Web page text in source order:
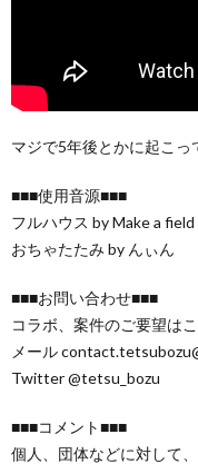
マジで5年後とかに起こっ
■■■使用音源■■■
フルハウス by Make a
おちゃたたみ by んぃん
■■■お問い合わせ■■■
コラボ、案件のご要望は
メール
Twitter @tetsu_bozu
■■■コメント■■■
個人、団体などに対して